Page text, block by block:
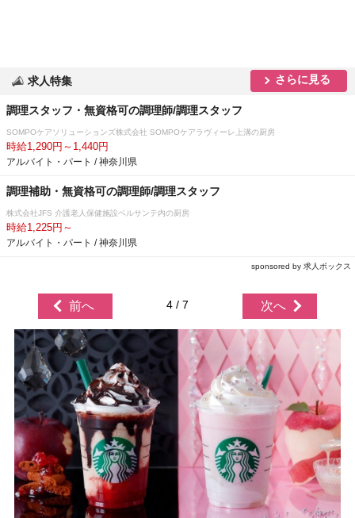
求人特集 さらに見る
調理スタッフ・無資格可の調理師/調理スタッフ
SOMPOケアソリューションズ株式会社 SOMPOケアラヴィーレ上溝の厨房
時給1,290円～1,440円
アルバイト・パート / 神奈川県
調理補助・無資格可の調理師/調理スタッフ
株式会社JFS 介護老人保健施設ベルサンテ内の厨房
時給1,225円～
アルバイト・パート / 神奈川県
sponsored by 求人ボックス
前へ 4 / 7 次へ